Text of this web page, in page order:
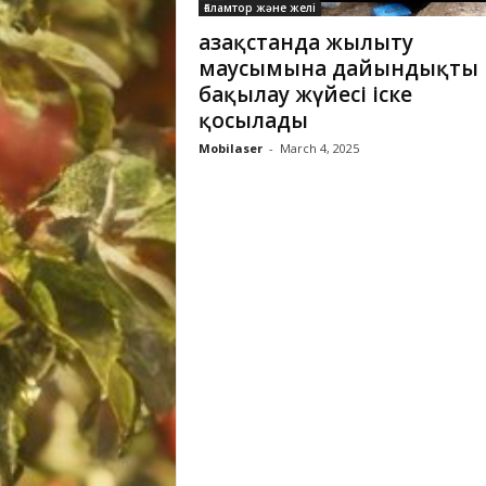
Ғаламтор және желі
Қазақстанда жылыту
маусымына дайындықты
бақылау жүйесі іске
қосылады
Mobilaser - March 4, 2025